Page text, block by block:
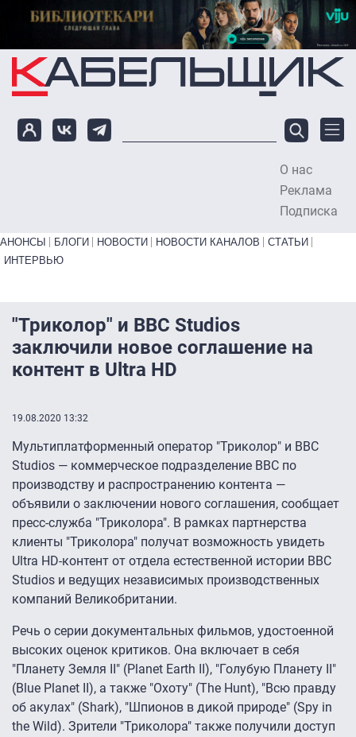
Перейти к основному содержанию
О нас
Реклама
Подписка
Primary links bottom
АНОНСЫ БЛОГИ НОВОСТИ НОВОСТИ КАНАЛОВ
СТАТЬИ
ИНТЕРВЬЮ
"Триколор" и BBC Studios
заключили новое соглашение на
контент в Ultra HD
19.08.2020 13:32
Мультиплатформенный оператор "Триколор" и BBC
Studios — коммерческое подразделение BBC по
производству и распространению контента —
объявили о заключении нового соглашения, сообщает
пресс-служба "Триколора". В рамках партнерства
клиенты "Триколора" получат возможность увидеть
Ultra HD-контент от отдела естественной истории BBC
Studios и ведущих независимых производственных
компаний Великобритании.
Речь о серии документальных фильмов, удостоенной
высоких оценок критиков. Она включает в себя
"Планету Земля II" (Planet Earth II), "Голубую Планету II"
(Blue Planet II), а также "Охоту" (The Hunt), "Всю правду
об акулах" (Shark), "Шпионов в дикой природе" (Spy in
the Wild). Зрители "Триколора" также получили доступ